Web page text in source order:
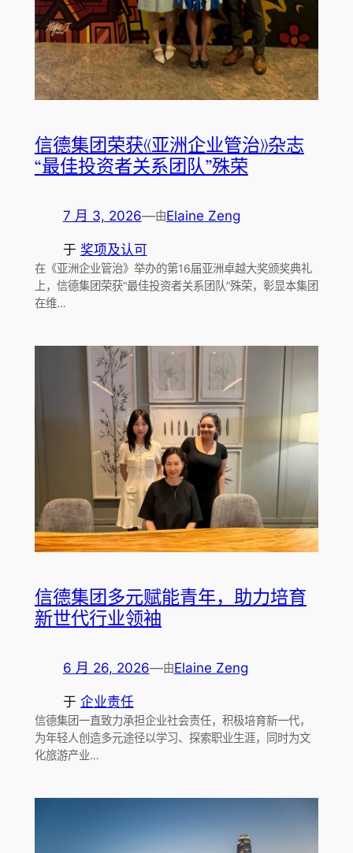
信德集团荣获《亚洲企业管治》杂志
“最佳投资者关系团队”殊荣
7 月 3, 2026—由Elaine Zeng
于 奖项及认可
在《亚洲企业管治》举办的第16届亚洲卓越大奖颁奖典礼
上，信德集团荣获“最佳投资者关系团队”殊荣，彰显本集团
在维…
信德集团多元赋能青年，助力培育
新世代行业领袖
6 月 26, 2026—由Elaine Zeng
于 企业责任
信德集团一直致力承担企业社会责任，积极培育新一代，
为年轻人创造多元途径以学习、探索职业生涯，同时为文
化旅游产业…